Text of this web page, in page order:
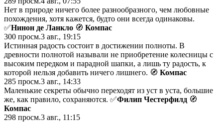
Нет в природе ничего более разнообразного, чем любовные
похождения, хотя кажется, будто они всегда одинаковы.
✅Нинон де Ланкло 🧭 Компас
300 просм.3 авг., 19:15
Истинная радость состоит в достижении полноты. В
древности полнотой называли не приобретение колесницы с
высоким передком и парадной шапки, а лишь ту радость, к
которой нельзя добавить ничего лишнего. 🧭 Компас
285 просм.3 авг., 14:33
Маленькие секреты обычно переходят из уст в уста, большие
же, как правило, сохраняются. ✅Филип Честерфилд 🧭
Компас
298 просм.3 авг., 11:15